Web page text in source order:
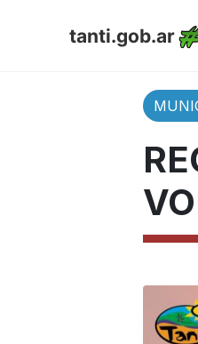
tanti.gob.ar